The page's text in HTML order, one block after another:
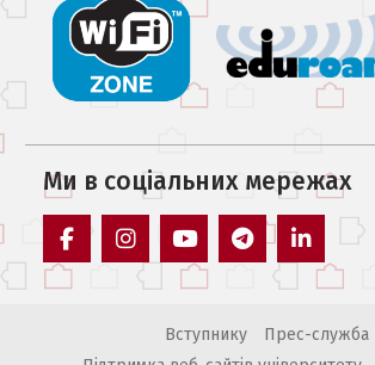
Ми в соцiальних мережах
facebook instagramyoutube telegram linkedin
Вступнику
Прес-служба